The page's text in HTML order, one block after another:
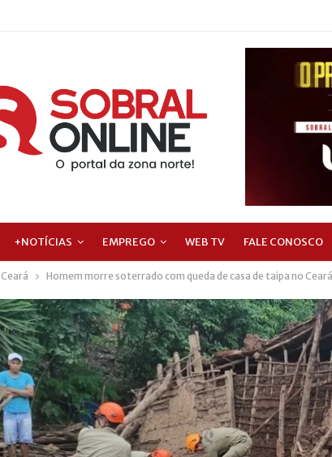
+NOTÍCIAS EMPREGO WEB TV FALE CONOSCO
Ceará Homem morre soterrado com queda de casa de taipa no Ceará